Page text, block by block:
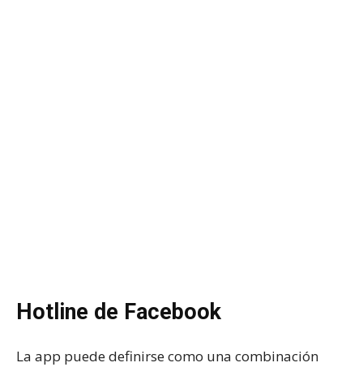
Hotline de Facebook
La app puede definirse como una combinación